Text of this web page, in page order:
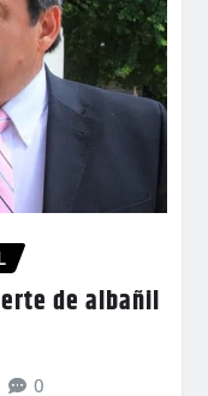
de albañil
0